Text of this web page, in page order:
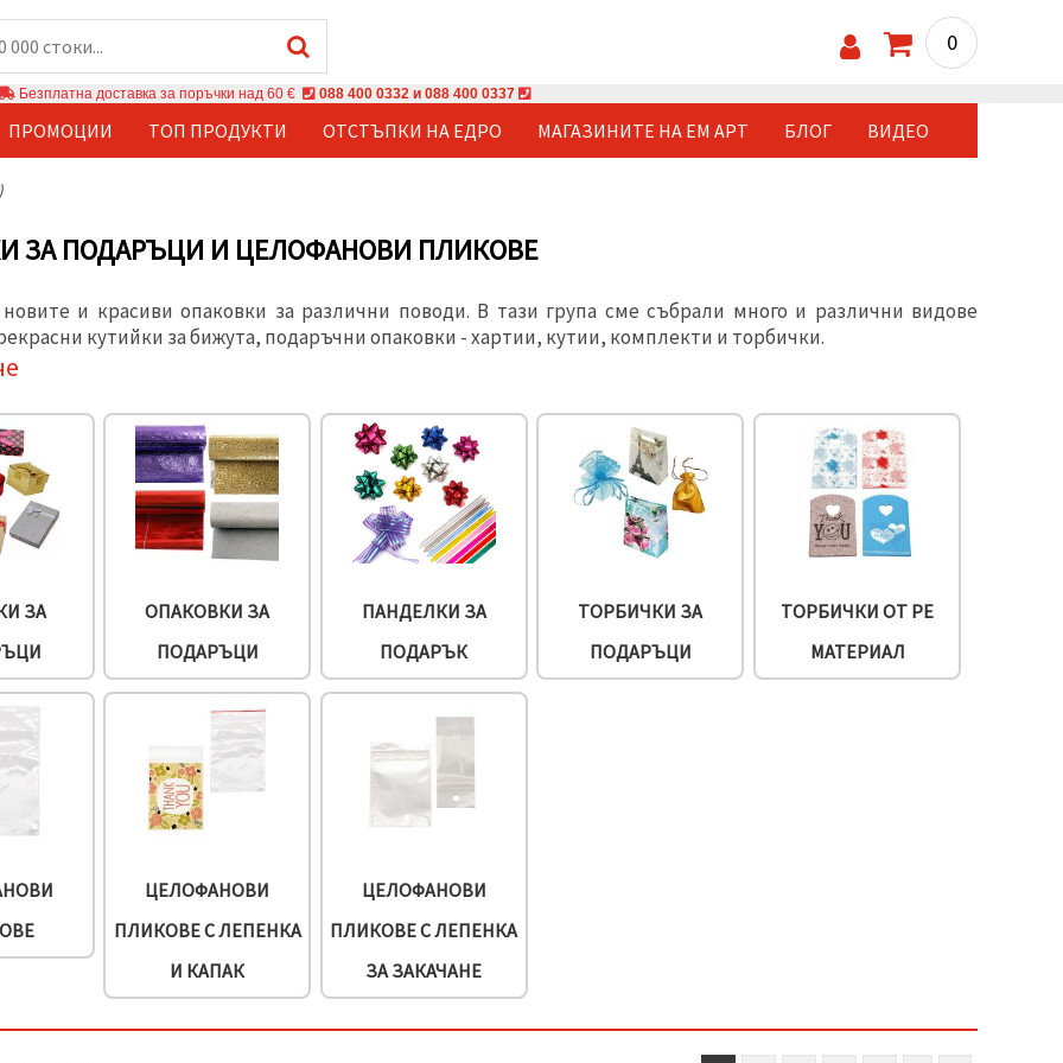
0
Безплатна доставка за поръчки над 60 € 088 400 0332 и 088 400 0337
ПРОМОЦИИ ТОП ПРОДУКТИ ОТСТЪПКИ НА ЕДРО МАГАЗИНИТЕ НА ЕМ АРТ БЛОГ ВИДЕО
ЗА ПОДАРЪЦИ И ЦЕЛОФАНОВИ ПЛИКОВЕ
новите и красиви опаковки за различни поводи. В тази група сме събрали много и различни видове
кутийки за бижута, подаръчни опаковки - хартии, кутии, комплекти и торбички.
ЗА
ОПАКОВКИ ЗА
ПОДАРЪЦИ
ПАНДЕЛКИ ЗА
ПОДАРЪК
ТОРБИЧКИ ЗА
ПОДАРЪЦИ
ТОРБИЧКИ ОТ PE
МАТЕРИАЛ
ЦЕЛОФАНОВИ
ПЛИКОВЕ С ЛЕПЕНКА
И КАПАК
ЦЕЛОФАНОВИ
ПЛИКОВЕ С ЛЕПЕНКА
ЗА ЗАКАЧАНЕ